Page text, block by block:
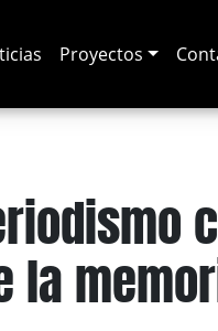
Proyectos
la